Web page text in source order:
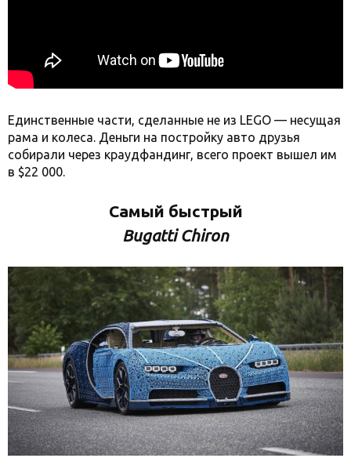
Единственные части, сделанные не из LEGO — несущая
рама и колеса. Деньги на постройку авто друзья
собирали через краудфандинг, всего проект вышел им
в $22 000.
Самый быстрый
Bugatti Chiron